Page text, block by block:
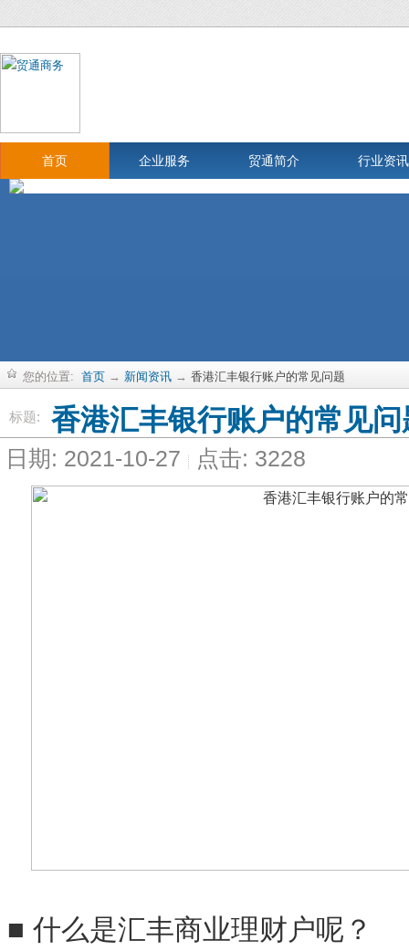
首页 企业服务 贸通简介 行业资讯
您的位置: 首页 → 新闻资讯 → 香港汇丰银行账户的常见问题
标题: 香港汇丰银行账户的常见问
日期: 2021-10-27 点击: 3228
■ 什么是汇丰商业理财户呢？